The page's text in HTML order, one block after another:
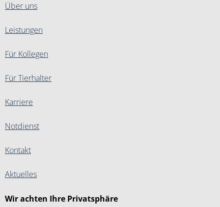
Über uns
Leistungen
Für Kollegen
Für Tierhalter
Karriere
Notdienst
Kontakt
Aktuelles
Wir achten Ihre Privatsphäre